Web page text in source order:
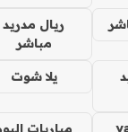
ريال مدريد
مباشر
يلا شوت
مباريات